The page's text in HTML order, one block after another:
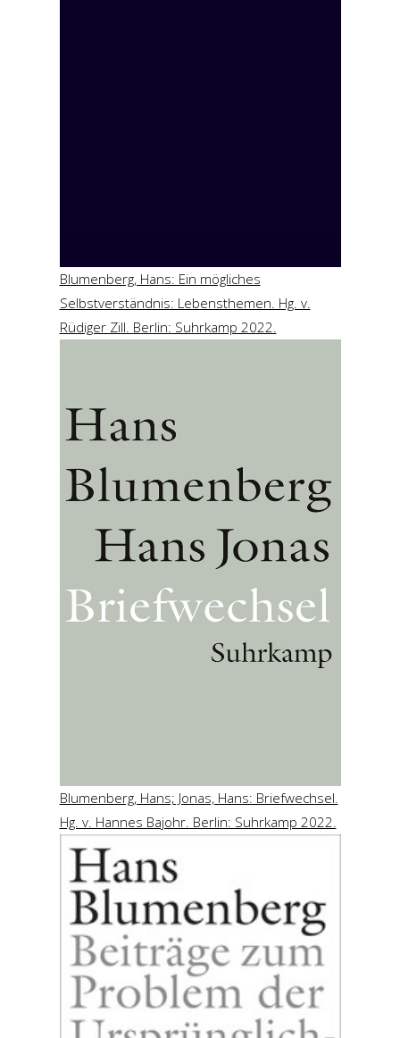
Blumenberg, Hans: Ein mögliches
Selbstverständnis: Lebensthemen. Hg. v.
Rüdiger Zill. Berlin: Suhrkamp 2022.
Blumenberg, Hans; Jonas, Hans: Briefwechsel.
Hg. v. Hannes Bajohr. Berlin: Suhrkamp 2022.